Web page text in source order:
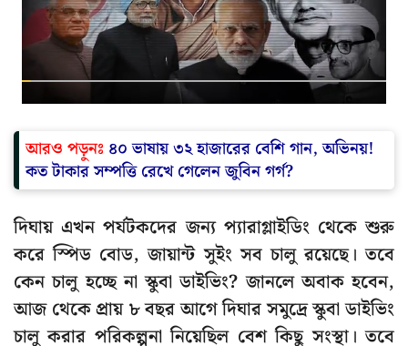
আরও পড়ুনঃ ৪০ ভাষায় ৩২ হাজারের বেশি গান, অভিনয়!
কত টাকার সম্পত্তি রেখে গেলেন জুবিন গর্গ?
দিঘায় এখন পর্যটকদের জন্য প্যারাগ্লাইডিং থেকে শুরু
করে স্পিড বোড, জায়ান্ট সুইং সব চালু রয়েছে। তবে
কেন চালু হচ্ছে না স্কুবা ডাইভিং? জানলে অবাক হবেন,
আজ থেকে প্রায় ৮ বছর আগে দিঘার সমুদ্রে স্কুবা ডাইভিং
চালু করার পরিকল্পনা নিয়েছিল বেশ কিছু সংস্থা। তবে